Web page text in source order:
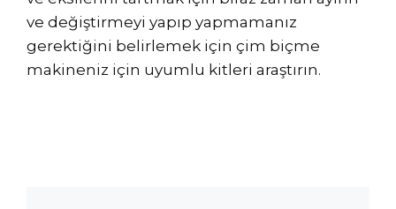
ve değiştirmeyi yapıp yapmamanız
gerektiğini belirlemek için çim biçme
makineniz için uyumlu kitleri araştırın.